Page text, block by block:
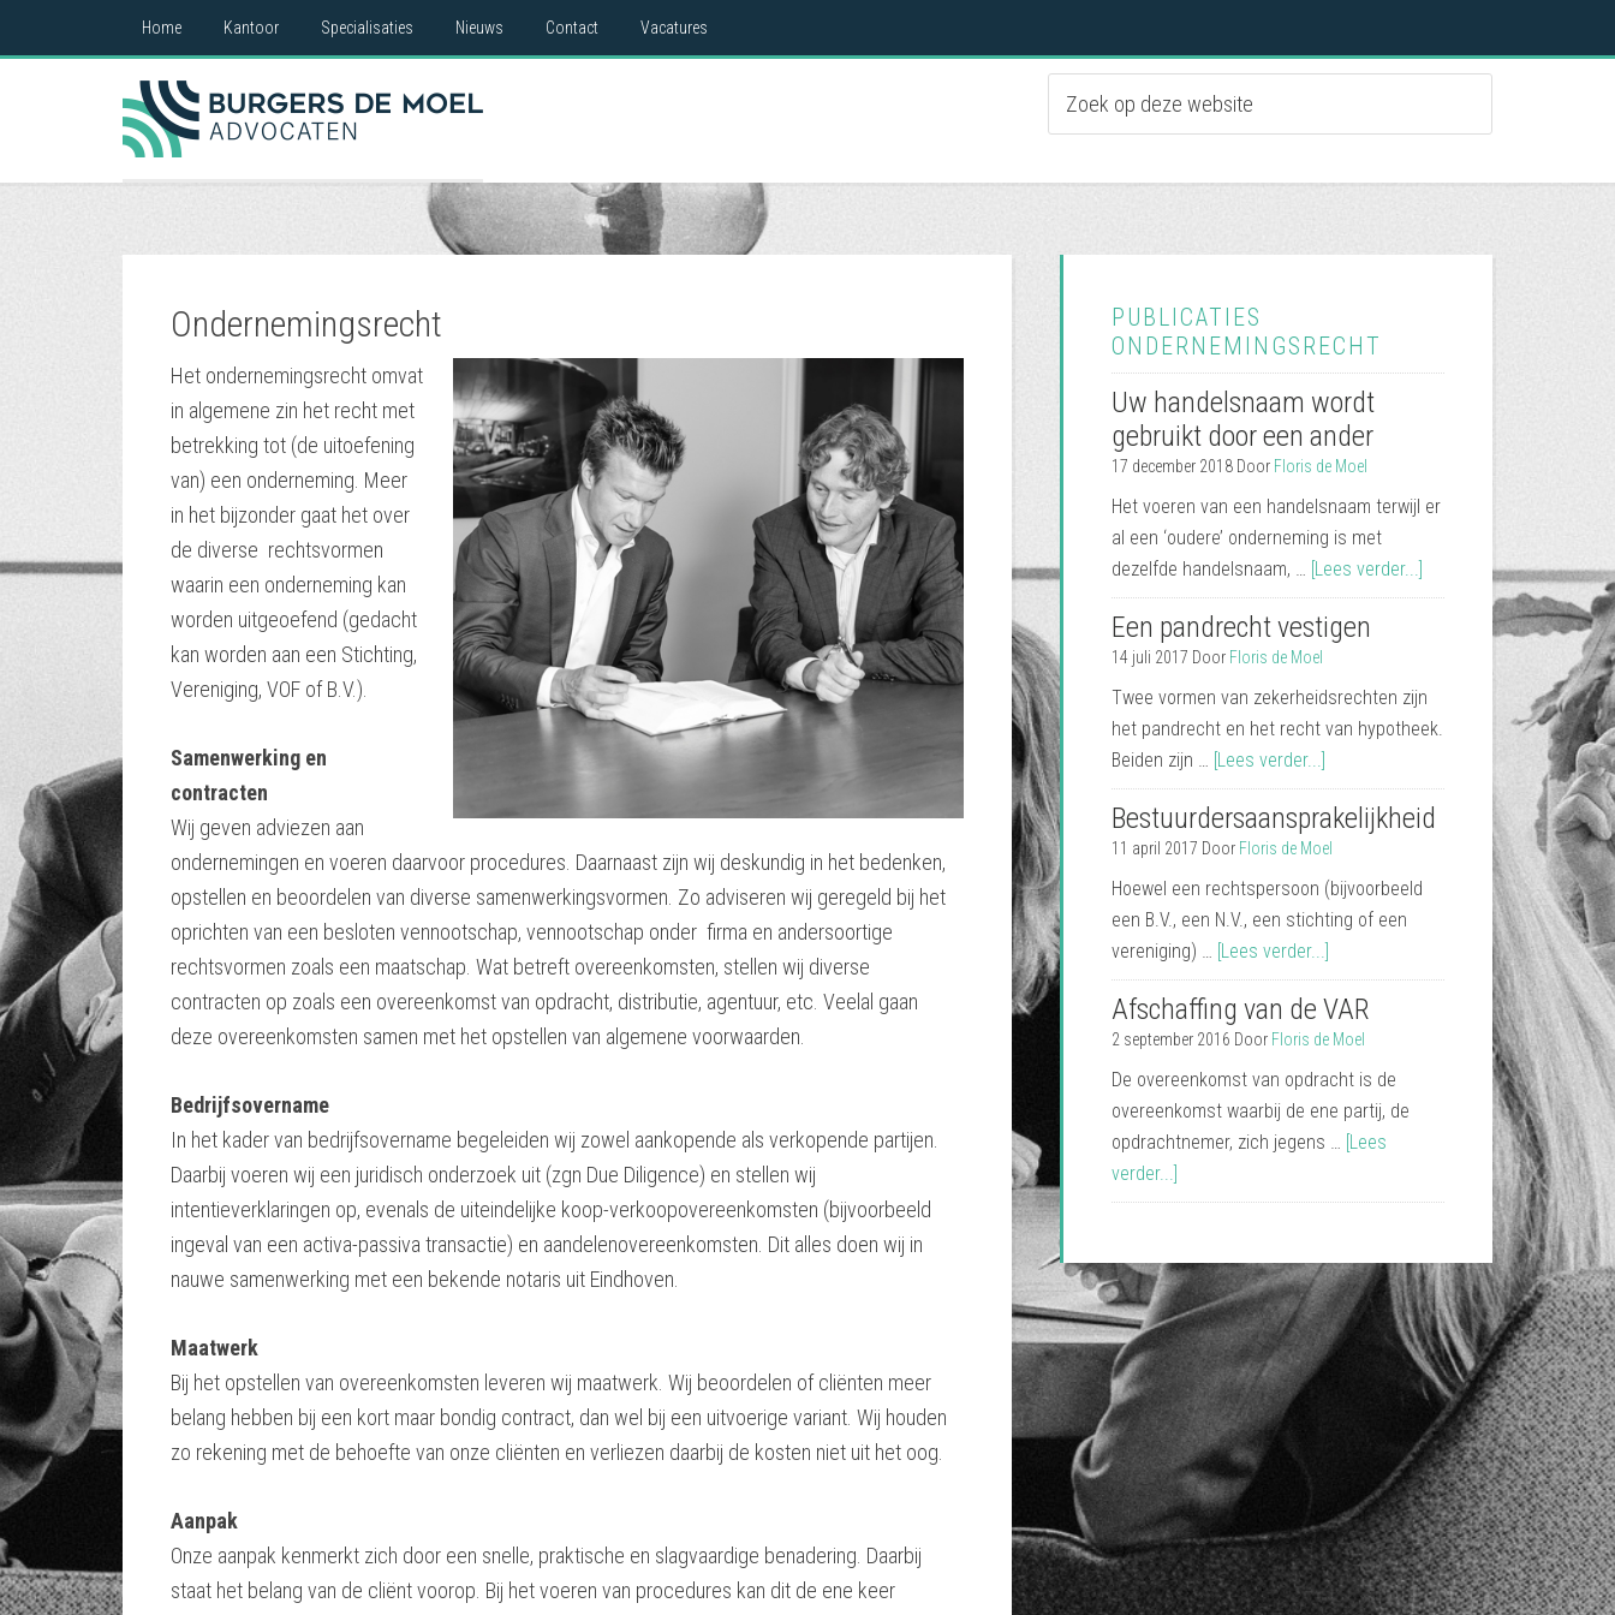
Home Kantoor Specialisaties Nieuws Contact Vacatures
Ondernemingsrecht
Het ondernemingsrecht omvat
in algemene zin het recht met
betrekking tot (de uitoefening
van) een onderneming. Meer
in het bijzonder gaat het over
de diverse rechtsvormen
waarin een onderneming kan
worden uitgeoefend (gedacht
kan worden aan een Stichting,
Vereniging, VOF of B.V.).
Samenwerking en
contracten
Wij geven adviezen aan
ondernemingen en voeren daarvoor procedures. Daarnaast zijn wij deskundig in het bedenken,
opstellen en beoordelen van diverse samenwerkingsvormen. Zo adviseren wij geregeld bij het
oprichten van een besloten vennootschap, vennootschap onder firma en andersoortige
rechtsvormen zoals een maatschap. Wat betreft overeenkomsten, stellen wij diverse
contracten op zoals een overeenkomst van opdracht, distributie, agentuur, etc. Veelal gaan
deze overeenkomsten samen met het opstellen van algemene voorwaarden.
Bedrijfsovername
In het kader van bedrijfsovername begeleiden wij zowel aankopende als verkopende partijen.
Daarbij voeren wij een juridisch onderzoek uit (zgn Due Diligence) en stellen wij
intentieverklaringen op, evenals de uiteindelijke koop-verkoopovereenkomsten (bijvoorbeeld
ingeval van een activa-passiva transactie) en aandelenovereenkomsten. Dit alles doen wij in
nauwe samenwerking met een bekende notaris uit Eindhoven.
Maatwerk
Bij het opstellen van overeenkomsten leveren wij maatwerk. Wij beoordelen of cliënten meer
belang hebben bij een kort maar bondig contract, dan wel bij een uitvoerige variant. Wij houden
zo rekening met de behoefte van onze cliënten en verliezen daarbij de kosten niet uit het oog.
Aanpak
Onze aanpak kenmerkt zich door een snelle, praktische en slagvaardige benadering. Daarbij
staat het belang van de cliënt voorop. Bij het voeren van procedures kan dit de ene keer
PUBLICATIES
ONDERNEMINGSRECHT
Uw handelsnaam wordt
gebruikt door een ander
17 december 2018 Door Floris de Moel
Het voeren van een handelsnaam terwijl er
al een ‘oudere’ onderneming is met
dezelfde handelsnaam, … [Lees verder...]
Een pandrecht vestigen
14 juli 2017 Door Floris de Moel
Twee vormen van zekerheidsrechten zijn
het pandrecht en het recht van hypotheek.
Beiden zijn … [Lees verder...]
Bestuurdersaansprakelijkheid
11 april 2017 Door Floris de Moel
Hoewel een rechtspersoon (bijvoorbeeld
een B.V., een N.V., een stichting of een
vereniging) … [Lees verder...]
Afschaffing van de VAR
2 september 2016 Door Floris de Moel
De overeenkomst van opdracht is de
overeenkomst waarbij de ene partij, de
opdrachtnemer, zich jegens … [Lees
verder...]